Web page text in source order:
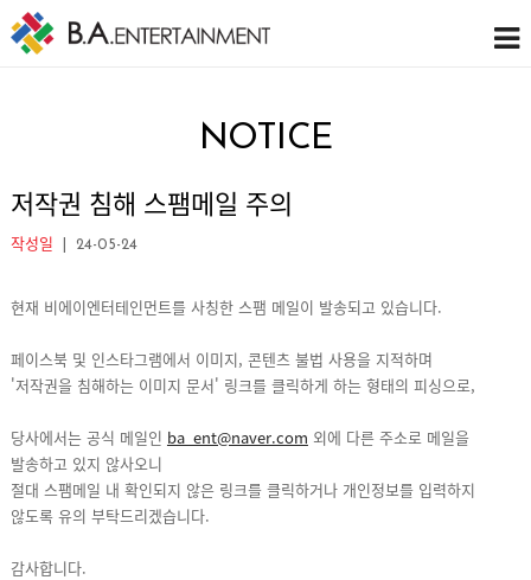
NOTICE
저작권 침해 스팸메일 주의
작성일 | 24-05-24
현재 비에이엔터테인먼트를 사칭한 스팸 메일이 발송되고 있습니다.
페이스북 및 인스타그램에서 이미지, 콘텐츠 불법 사용을 지적하며
'저작권을 침해하는 이미지 문서' 링크를 클릭하게 하는 형태의 피싱으로,
당사에서는 공식 메일인 ba_ent@naver.com 외에 다른 주소로 메일을
발송하고 있지 않사오니
절대 스팸메일 내 확인되지 않은 링크를 클릭하거나 개인정보를 입력하지
않도록 유의 부탁드리겠습니다.
감사합니다.